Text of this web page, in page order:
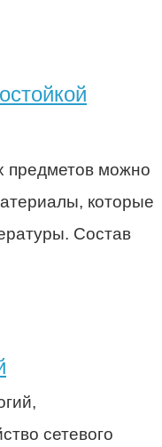
предметов можно
которые
Состав
сетевого